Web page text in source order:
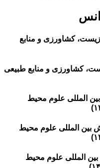
کشاورزی و منابع
کشاورزی و منابع طبیعی
المللی علوم محیط
المللی علوم محیط
المللی علوم محیط